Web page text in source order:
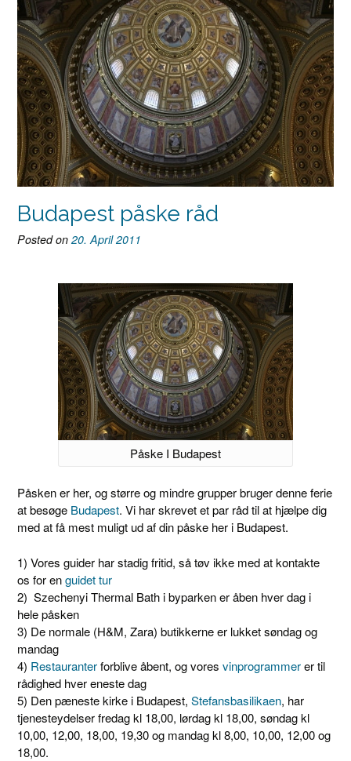
Budapest påske råd
Posted on 20. April 2011
Påske I Budapest
Påsken er her, og større og mindre grupper bruger denne ferie
at besøge Budapest. Vi har skrevet et par råd til at hjælpe dig
med at få mest muligt ud af din påske her i Budapest.
1) Vores guider har stadig fritid, så tøv ikke med at kontakte
os for enguidet tur
2) Szechenyi Thermal Bath i byparken er åben hver dag i
hele påsken
3) De normale (H&M, Zara) butikkerne er lukket søndag og
mandag
4) Restauranterforblive åbent, og vores vinprogrammerer til
rådighed hver eneste dag
5) Den pæneste kirke i Budapest, Stefansbasilikaen, har
tjenesteydelser fredag ​​kl 18,00, lørdag kl 18,00, søndag kl
10,00, 12,00, 18,00, 19,30 og mandag kl 8,00, 10,00, 12,00 og
18,00.